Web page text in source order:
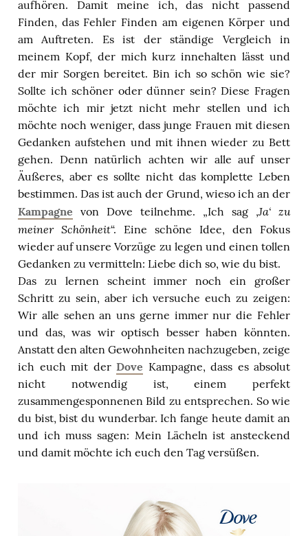
aufhören. Damit meine ich, das nicht passend
Finden, das Fehler Finden am eigenen Körper und
am Auftreten. Es ist der ständige Vergleich in
meinem Kopf, der mich kurz innehalten lässt und
der mir Sorgen bereitet. Bin ich so schön wie sie?
Sollte ich schöner oder dünner sein? Diese Fragen
möchte ich mir jetzt nicht mehr stellen und ich
möchte noch weniger, dass junge Frauen mit diesen
Gedanken aufstehen und mit ihnen wieder zu Bett
gehen. Denn natürlich achten wir alle auf unser
Äußeres, aber es sollte nicht das komplette Leben
bestimmen. Das ist auch der Grund, wieso ich an der
Kampagne von Dove teilnehme. „Ich sag ‚Ja‘ zu
meiner Schönheit“. Eine schöne Idee, den Fokus
wieder auf unsere Vorzüge zu legen und einen tollen
Gedanken zu vermitteln: Liebe dich so, wie du bist.
Das zu lernen scheint immer noch ein großer
Schritt zu sein, aber ich versuche euch zu zeigen:
Wir alle sehen an uns gerne immer nur die Fehler
und das, was wir optisch besser haben könnten.
Anstatt den alten Gewohnheiten nachzugeben, zeige
ich euch mit der Dove Kampagne, dass es absolut
nicht notwendig ist, einem perfekt
zusammengesponnenen Bild zu entsprechen. So wie
du bist, bist du wunderbar. Ich fange heute damit an
und ich muss sagen: Mein Lächeln ist ansteckend
und damit möchte ich euch den Tag versüßen.